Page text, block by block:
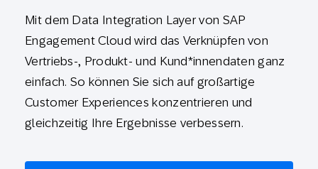
Mit dem Data Integration Layer von SAP
Engagement Cloud wird das Verknüpfen von
Vertriebs-, Produkt- und Kund*innendaten ganz
einfach. So können Sie sich auf großartige
Customer Experiences konzentrieren und
gleichzeitig Ihre Ergebnisse verbessern.